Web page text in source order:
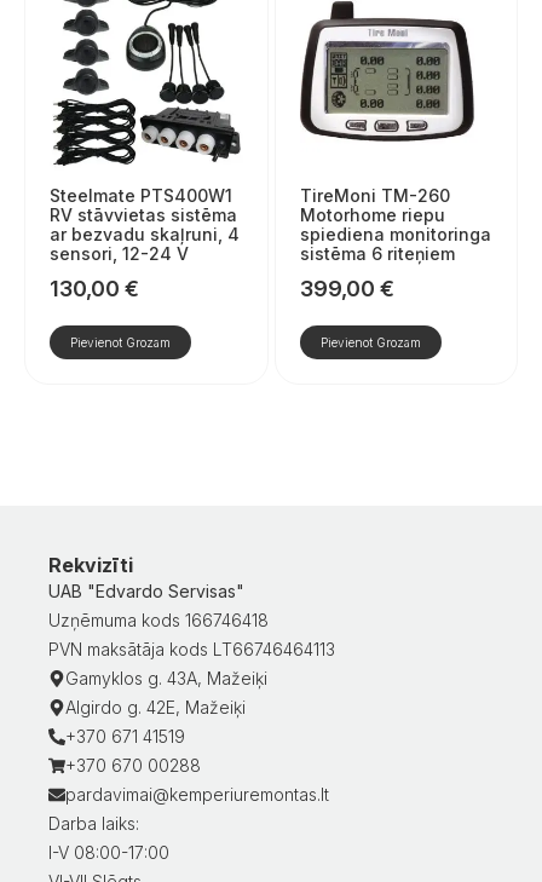
Steelmate PTS400W1
RV stāvvietas sistēma
ar bezvadu skaļruni, 4
sensori, 12-24 V
130,00 €
Pievienot Grozam
TireMoni TM-260
Motorhome riepu
spiediena monitoringa
sistēma 6 riteņiem
399,00 €
Pievienot Grozam
Rekvizīti
UAB "Edvardo Servisas"
Uzņēmuma kods 166746418
PVN maksātāja kods LT66746464113
Gamyklos g. 43A, Mažeiķi
Algirdo g. 42E, Mažeiķi
+370 671 41519
+370 670 00288
pardavimai@kemperiuremontas.lt
Darba laiks:
I-V 08:00-17:00